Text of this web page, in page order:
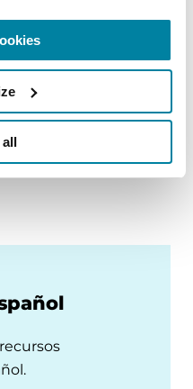
all
a los
y locales en vigor
a COVID. Se